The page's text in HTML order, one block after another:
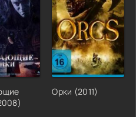
Орки (2011)